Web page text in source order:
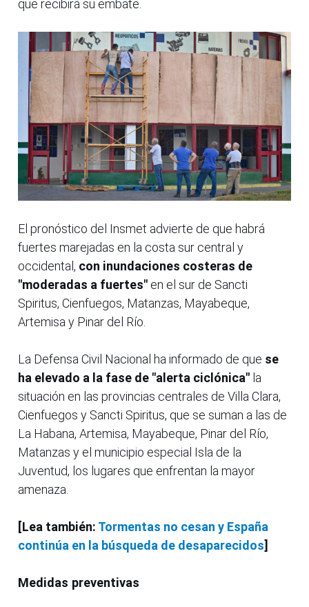
que recibirá su embate.
El pronóstico del Insmet advierte de que habrá
fuertes marejadas en la costa sur central y
occidental, con inundaciones costeras de
"moderadas a fuertes" en el sur de Sancti
Spiritus, Cienfuegos, Matanzas, Mayabeque,
Artemisa y Pinar del Río.
La Defensa Civil Nacional ha informado de que se
ha elevado a la fase de "alerta ciclónica" la
situación en las provincias centrales de Villa Clara,
Cienfuegos y Sancti Spiritus, que se suman a las de
La Habana, Artemisa, Mayabeque, Pinar del Río,
Matanzas y el municipio especial Isla de la
Juventud, los lugares que enfrentan la mayor
amenaza.
[Lea también: Tormentas no cesan y España
continúa en la búsqueda de desaparecidos]
Medidas preventivas